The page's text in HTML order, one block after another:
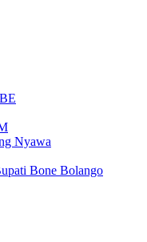
Nyawa
Bone Bolango